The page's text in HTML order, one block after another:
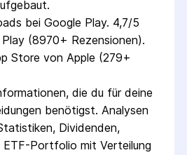
bei Google Play. 4,7/5
(8970+ Rezensionen).
Store von Apple (279+
die du für deine
benötigst. Analysen
Dividenden,
ETF-Portfolio mit Verteilung